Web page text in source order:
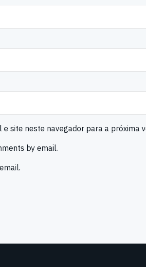
e site neste navegador para a próxima
by email.